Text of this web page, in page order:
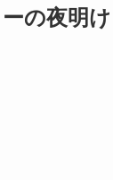
の夜明